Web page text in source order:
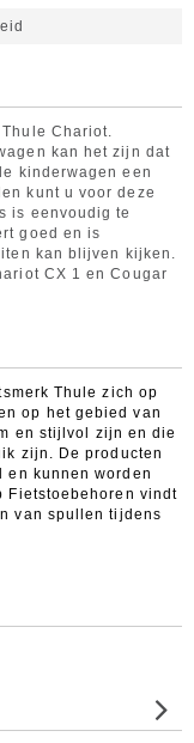
Chariot.
kan het zijn dat
kinderwagen een
kunt u voor deze
is eenvoudig te
goed en is
kan blijven kijken.
CX 1 en Cougar
Thule zich op
op het gebied van
en stijlvol zijn en die
zijn. De producten
en kunnen worden
Fietstoebehoren vindt
van spullen tijdens